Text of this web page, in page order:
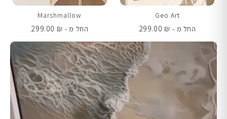
Geo Art
החל מ -
299.00 ₪
Marshmallow
החל מ -
299.00 ₪